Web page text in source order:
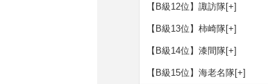
【B級12位】諏訪隊[+]
【B級13位】柿崎隊[+]
【B級14位】漆間隊[+]
【B級15位】海老名隊[+]